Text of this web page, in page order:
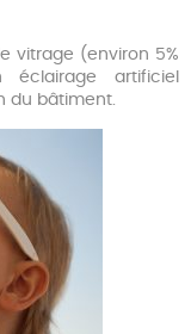
vitrage (environ 5%
artificiel
du bâtiment.